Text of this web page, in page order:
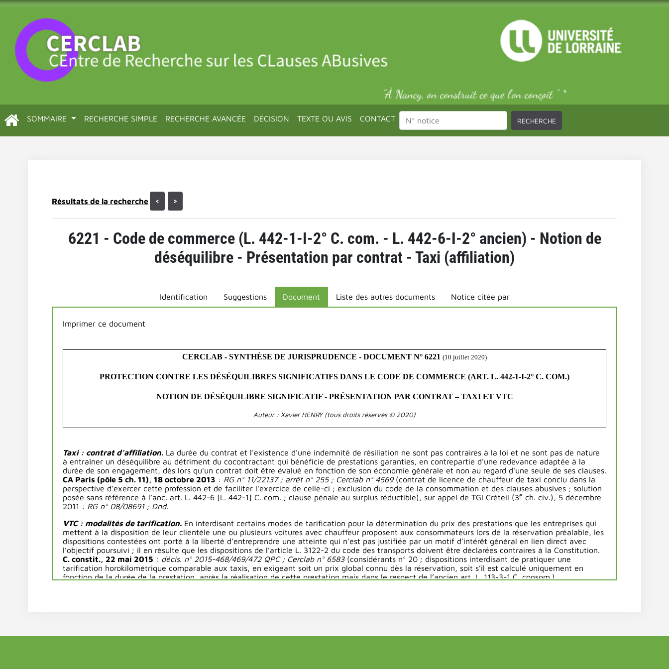
SOMMAIRE RECHERCHE SIMPLE RECHERCHE AVANCÉE DÉCISION TEXTE OU AVIS CONTACT RECHERCHE
<
Résultats de la recherche >
6221 - Code de commerce (L. 442-1-I-2° C. com. - L. 442-6-I-2° ancien) - Notion de
déséquilibre - Présentation par contrat - Taxi (affiliation)
Identification Suggestions Document Liste des autres documents Notice citée par
Imprimer ce document
CERCLAB - SYNTHÈSE DE JURISPRUDENCE - DOCUMENT N° 6221 (10 juillet 2020)
PROTECTION CONTRE LES DÉSÉQUILIBRES SIGNIFICATIFS DANS LE CODE DE COMMERCE (ART. L. 442-1-I-2° C. COM.)
NOTION DE DÉSÉQUILIBRE SIGNIFICATIF - PRÉSENTATION PAR CONTRAT – TAXI ET VTC
Auteur : Xavier HENRY (tous droits réservés © 2020)
Taxi : contrat d’affiliation. La durée du contrat et l'existence d'une indemnité de résiliation ne sont pas contraires à la loi et ne sont pas de nature
à entraîner un déséquilibre au détriment du cocontractant qui bénéficie de prestations garanties, en contrepartie d'une redevance adaptée à la
durée de son engagement, dès lors qu'un contrat doit être évalué en fonction de son économie générale et non au regard d'une seule de ses clauses.
CA Paris (pôle 5 ch. 11), 18 octobre 2013 : RG n° 11/22137 ; arrêt n° 255 ; Cerclab n° 4569 (contrat de licence de chauffeur de taxi conclu dans la
perspective d'exercer cette profession et de faciliter l'exercice de celle-ci ; exclusion du code de la consommation et des clauses abusives ; solution
posée sans référence à l’anc. art. L. 442-6 [L. 442-1] C. com. ; clause pénale au surplus réductible), sur appel de TGI Créteil (3e ch. civ.), 5 décembre
2011 : RG n° 08/08691 ; Dnd.
VTC : modalités de tarification. En interdisant certains modes de tarification pour la détermination du prix des prestations que les entreprises qui
mettent à la disposition de leur clientèle une ou plusieurs voitures avec chauffeur proposent aux consommateurs lors de la réservation préalable, les
dispositions contestées ont porté à la liberté d’entreprendre une atteinte qui n’est pas justifiée par un motif d’intérêt général en lien direct avec
l’objectif poursuivi ; il en résulte que les dispositions de l’article L. 3122-2 du code des transports doivent être déclarées contraires à la Constitution.
C. constit., 22 mai 2015 : décis. n° 2015-468/469/472 QPC ; Cerclab n° 6583 (considérants n° 20 ; dispositions interdisant de pratiquer une
tarification horokilométrique comparable aux taxis, en exigeant soit un prix global connu dès la réservation, soit s’il est calculé uniquement en
fonction de la durée de la prestation, après la réalisation de cette prestation mais dans le respect de l’ancien art. L. 113-3-1 C. consom.).